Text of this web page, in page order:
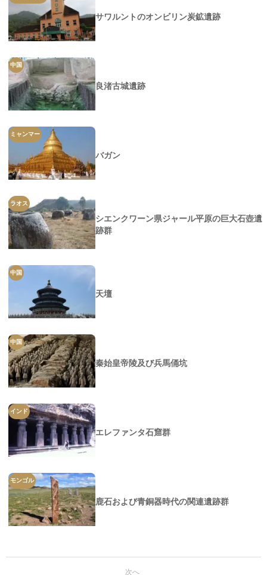
サワルントのオンビリン炭鉱遺跡
中国
良渚古城遺跡
ミャンマー
バガン
ラオス
シエンクワーン県ジャール平原の巨大石壺遺
跡群
中国
天壇
中国
秦始皇帝陵及び兵馬俑坑
インド
エレファンタ石窟群
モンゴル
鹿石および青銅器時代の関連遺跡群
次へ